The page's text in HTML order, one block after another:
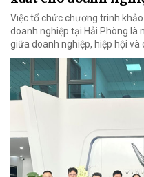
Việc tổ chức chương trình
doanh nghiệp tại Hải Phòng
giữa doanh nghiệp, hiệp hội